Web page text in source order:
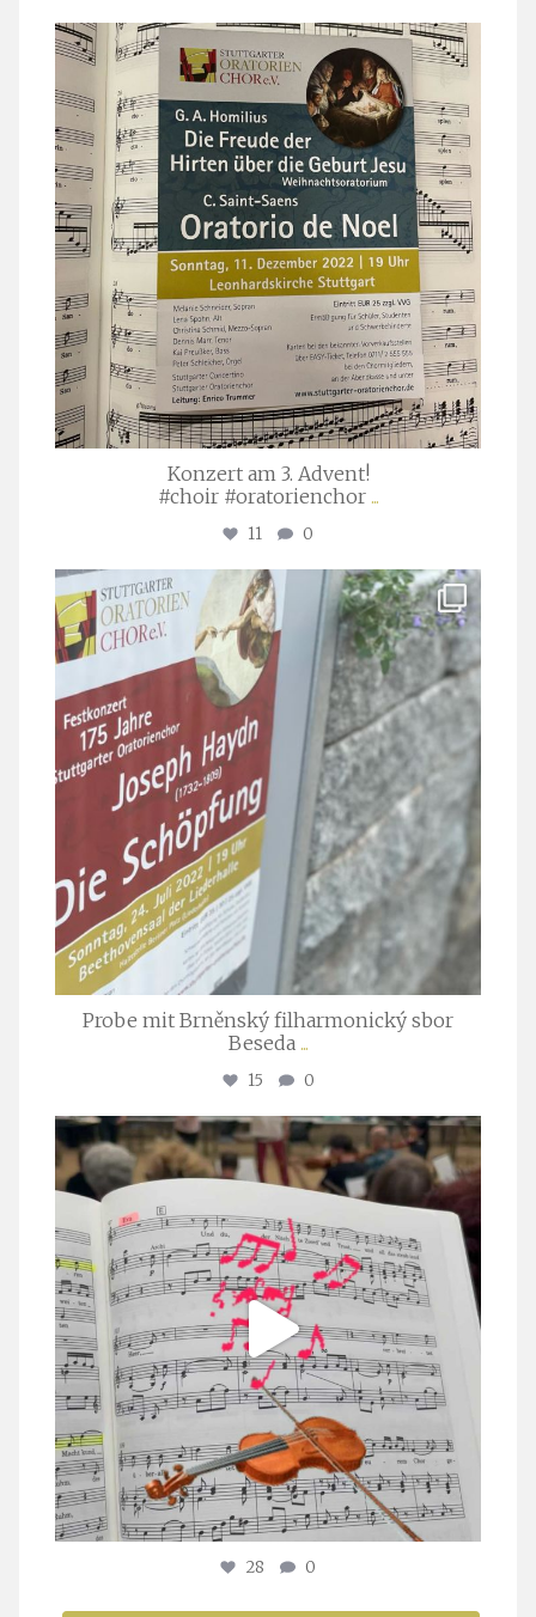
stuttgarter_oratorienchor
Nov. 29
Konzert am 3. Advent!
#choir #oratorienchor ...
11 0
stuttgarter_oratorienchor
Juli 23
Probe mit Brněnský filharmonický sbor
Beseda ...
15 0
stuttgarter_oratorienchor
Juli 23
28 0